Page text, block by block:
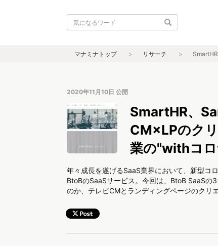
マナミナトップ リサーチ
2020年11月10日 公開
SmartHR、
CM×LPのク
業の"withコ
年々成長を遂げるSaaS業界において、新型コ
BtoBのSaaSサービス。今回は、BtoB SaaSの
のか、テレビCMとランディングページのクリ